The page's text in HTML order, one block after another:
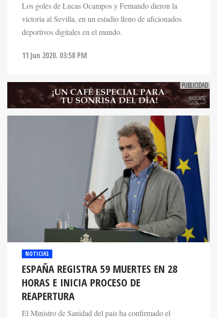
Los goles de Lucas Ocampos y Fernando dieron la
victoria al Sevilla, en un estadio lleno de aficionados
deportivos digitales en el mundo.
11 Jun 2020. 03:58 PM
ESPAÑA REGISTRA 59 MUERTES EN 28
HORAS E INICIA PROCESO DE
REAPERTURA
El Ministro de Sanidad del país ha confirmado el
descenso notable de casos y ha hablado de las primeras